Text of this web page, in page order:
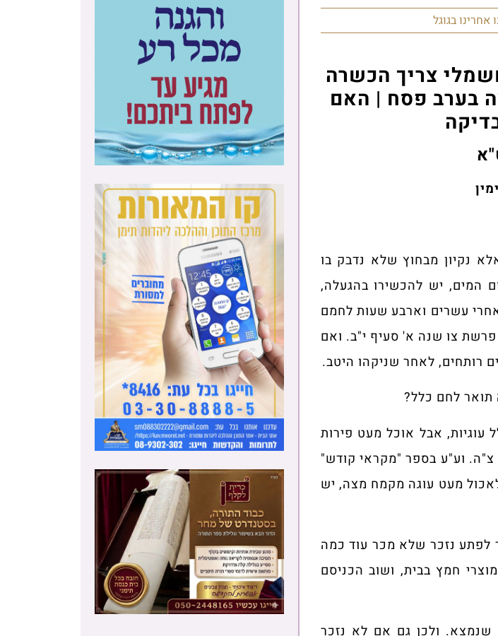
אחרינו בגוגל
צריך הכשרה
בערב פסח | האם
נקיון מבחוץ שלא נדבק בו
המים, יש להכשירו בהגעלה,
עשרים וארבע שעות לחמם
פרשת צו שנה א' סעיף י"ב. ואם
רותחים, לאחר שניקהו היטב.
תואר לחם כלל?
אבל אוכל מעט פירות
צ"ה. וע"ע בספר "מקראי קודש"
מעט עוגה מקמח מצה, יש
נזכר שלא מכר עוד כמה
חמץ בבית, ושוב הכניסם
ולכן גם אם לא נזכר